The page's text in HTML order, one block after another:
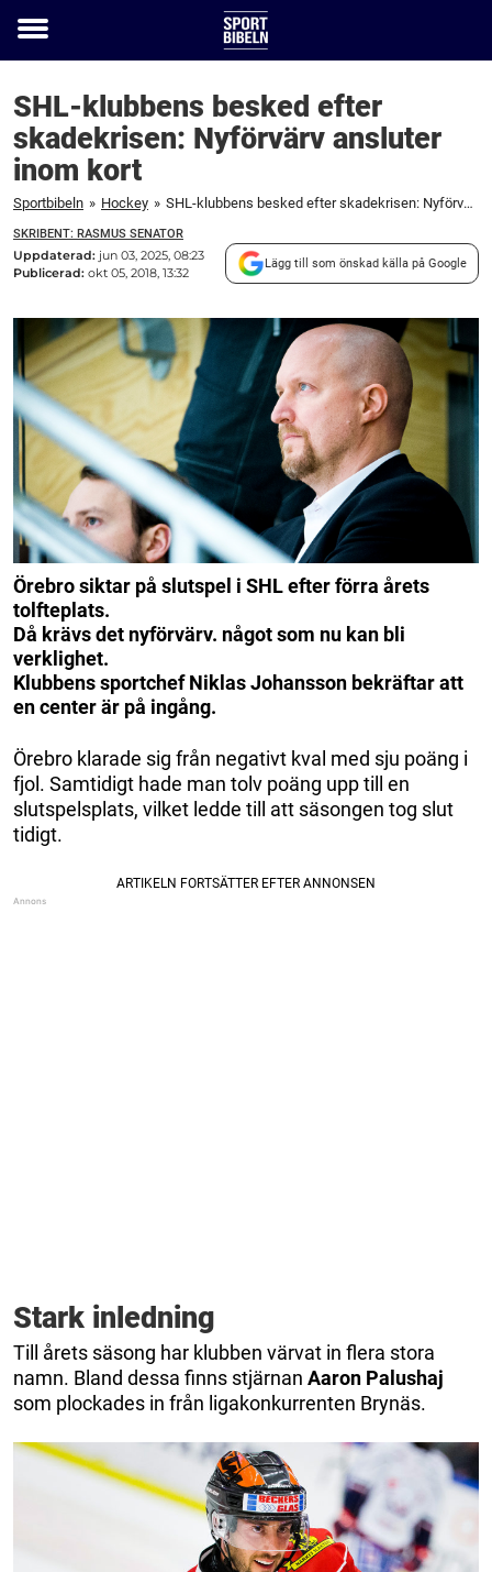
Toggle
SHL-klubbens besked efter
skadekrisen: Nyförvärv ansluter
inom kort
Sportbibeln » Hockey » SHL-klubbens besked efter skadekrisen: Nyförvärv ansluter inom kort
SKRIBENT: RASMUS SENATOR
Uppdaterad: jun 03, 2025, 08:23
Publicerad: okt 05, 2018, 13:32
Lägg till som önskad källa på Google
Örebro siktar på slutspel i SHL efter förra årets
tolfteplats.
Då krävs det nyförvärv. något som nu kan bli
verklighet.
Klubbens sportchef Niklas Johansson bekräftar att
en center är på ingång.
Örebro klarade sig från negativt kval med sju poäng i
fjol. Samtidigt hade man tolv poäng upp till en
slutspelsplats, vilket ledde till att säsongen tog slut
tidigt.
Stark inledning
Till årets säsong har klubben värvat in flera stora
namn. Bland dessa finns stjärnan Aaron Palushaj
som plockades in från ligakonkurrenten Brynäs.